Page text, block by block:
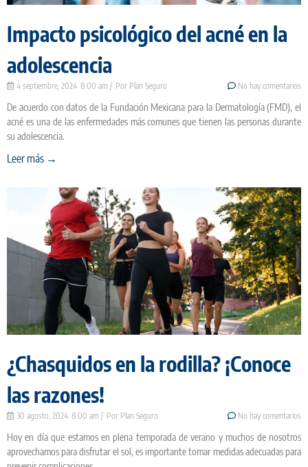
Impacto psicológico del acné en la
adolescencia
Plan Seguro
4 septiembre, 2024 8:00 am No hay comentarios
De acuerdo con datos de la Fundación Mexicana para la Dermatología (FMD), el
acné es una de las enfermedades más comunes que tienen las personas durante
su adolescencia.
Leer más →
¿Chasquidos en la rodilla? ¡Conoce
las razones!
Plan Seguro
30 agosto, 2024 8:00 am No hay comentarios
Hoy en día que estamos en plena temporada de verano y muchos de nosotros
aprovechamos para disfrutar el sol, es importante tomar medidas adecuadas para